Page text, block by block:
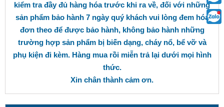
kiểm tra đầy đủ hàng hóa trước khi ra về, đối với những
sản phẩm bảo hành 7 ngày quý khách vui lòng đem hóa
đơn theo để được bảo hành, không bảo hành những
trường hợp sản phẩm bị biến dạng, cháy nổ, bể vỡ và
phụ kiện đi kèm. Hàng mua rồi miễn trả lại dưới mọi hình
thức.
Xin chân thành cảm ơn.